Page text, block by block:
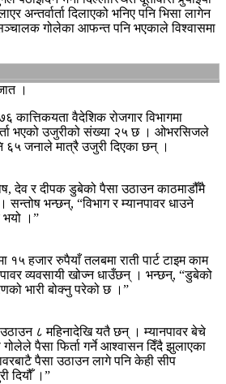
अन्तर्वार्ता दिलाएको भनिए पनि भिसा लागेन
गोलेका आफन्त पनि भएकाले विश्वासमा
।
कात्तिकयता वैदेशिक रोजगार विभागमा
भएको उजुरीको संख्या २५ छ । ओभरसिजले
६५ जनाले मात्रै उजुरी दिएका छन् ।
देव र दीपक डुबेको पैसा उठाउन काठमाडौँमै
भन्छन्, “विभाग र म्यानपावर धाउने
भयो ।”
हजार रुपैयाँ तलबमा राती पार्ट टाइम काम
व्यवसायी खोज्‍न धाउँछन् । भन्छन्, “डुबेको
भारी बोक्नु परेको छ ।”
८ महिनादेखि यतै छन् । म्यानपावर बेचे
पैसा फिर्ता गर्ने आश्वासन दिँदै झुलाएका
पैसा उठाउन लागे पनि केही सीप
दियौँ ।”